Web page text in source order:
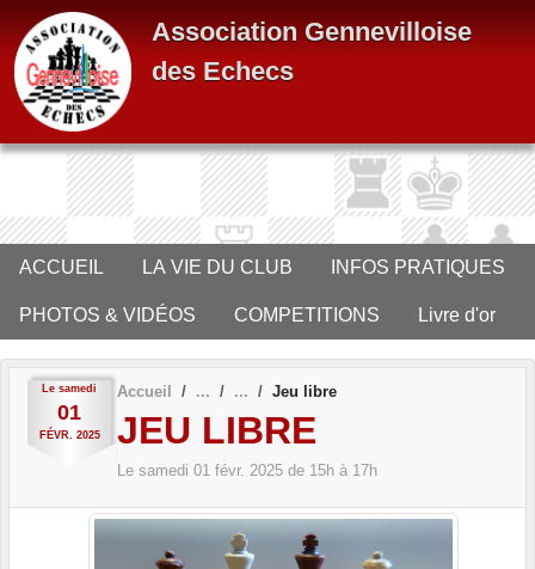
Association Gennevilloise
des Echecs
ACCUEIL LA VIE DU CLUB INFOS PRATIQUES
PHOTOS & VIDÉOS COMPETITIONS Livre d'or
Le samedi
01
FÉVR. 2025
Accueil Jeu libre
JEU LIBRE
Le samedi 01 févr. 2025 de 15h à 17h
Panneau de gestion des cookies